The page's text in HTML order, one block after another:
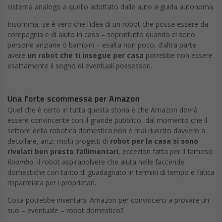
sistema analogo a quello adottato dalle auto a guida autonoma.
Insomma, se è vero che l’idea di un robot che possa essere da
compagnia e di aiuto in casa – soprattutto quando ci sono
persone anziane o bambini – esalta non poco, d’altra parte
avere un robot che ti insegue per casa potrebbe non essere
esattamente il sogno di eventuali possessori.
Una forte scommessa per Amazon
Quel che è certo in tutta questa storia è che Amazon dovrà
essere convincente con il grande pubblico, dal momento che il
settore della robotica domestica non è mai riuscito davvero a
decollare, anzi: molti progetti di robot per la casa si sono
rivelati ben presto fallimentari, eccezion fatta per il famoso
Roomba, il robot aspirapolvere che aiuta nelle faccende
domestiche con tanto di guadagnato in termini di tempo e fatica
risparmiata per i proprietari.
Cosa potrebbe inventarsi Amazon per convincerci a provare un
suo – eventuale – robot domestico?